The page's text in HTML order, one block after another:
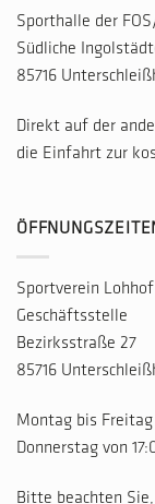
Sporthalle der
Südliche
85716
Direkt auf der
die Einfahrt zur
Sportverein Lohhof
Geschäftsstelle
Bezirksstraße 27
85716
Montag bis Freitag
Donnerstag von
Bitte beachten